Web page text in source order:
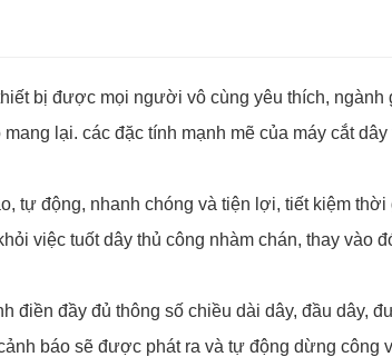
bị được mọi người vô cùng yêu thích, ngành
lại. các đặc tính mạnh mẽ của máy cắt
tự động, nhanh chóng và tiện lợi, tiết kiệm
việc tuốt dây thủ công nhàm chán, thay vào
đầy đủ thông số chiều dài dây, đầu dây,
báo sẽ được phát ra và tự động dừng công